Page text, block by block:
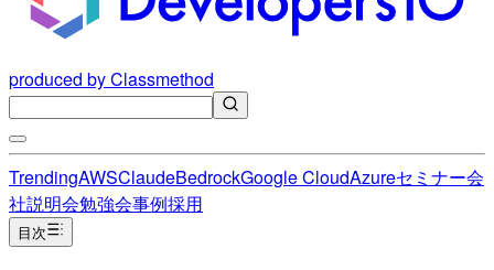
produced by Classmethod
TrendingAWSClaudeBedrockGoogle CloudAzureセミナー会
社説明会勉強会事例採用
目次